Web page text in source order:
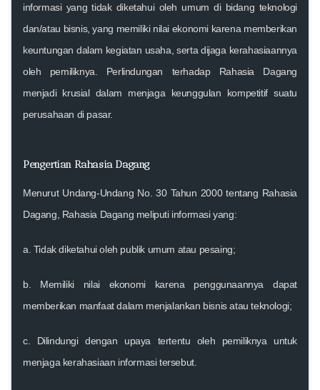
informasi yang tidak diketahui oleh umum di bidang teknologi
dan/atau bisnis, yang memiliki nilai ekonomi karena memberikan
keuntungan dalam kegiatan usaha, serta dijaga kerahasiaannya
oleh pemiliknya. Perlindungan terhadap Rahasia Dagang
menjadi krusial dalam menjaga keunggulan kompetitif suatu
perusahaan di pasar.
Pengertian Rahasia Dagang
Menurut Undang-Undang No. 30 Tahun 2000 tentang Rahasia
Dagang, Rahasia Dagang meliputi informasi yang:
a. Tidak diketahui oleh publik umum atau pesaing;
b. Memiliki nilai ekonomi karena penggunaannya dapat
memberikan manfaat dalam menjalankan bisnis atau teknologi;
c. Dilindungi dengan upaya tertentu oleh pemiliknya untuk
menjaga kerahasiaan informasi tersebut.